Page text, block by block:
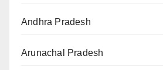
Andhra Pradesh
Arunachal Pradesh